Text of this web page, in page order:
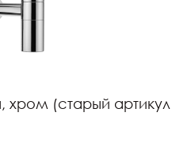
(старый артикул